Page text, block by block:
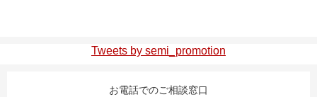
Tweets by semi_promotion
お電話でのご相談窓口